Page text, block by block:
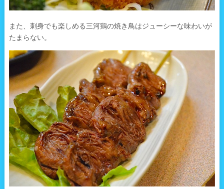
また、刺身でも楽しめる三河鶏の焼き鳥はジューシーな味わいが
たまらない。